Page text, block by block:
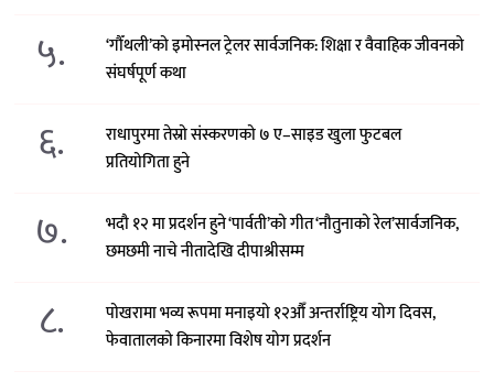
५.
‘गौँथली’को इमोस्नल ट्रेलर सार्वजनिक: शिक्षा र वैवाहिक जीवनको
संघर्षपूर्ण कथा
६.
राधापुरमा तेस्रो संस्करणको ७ ए–साइड खुला फुटबल
प्रतियोगिता हुने
७.
भदौ १२ मा प्रदर्शन हुने ‘पार्वती’को गीत ‘नौतुनाको रेल’सार्वजनिक,
छमछमी नाचे नीतादेखि दीपाश्रीसम्म
८.
पोखरामा भव्य रूपमा मनाइयो १२औँ अन्तर्राष्ट्रिय योग दिवस,
फेवातालको किनारमा विशेष योग प्रदर्शन